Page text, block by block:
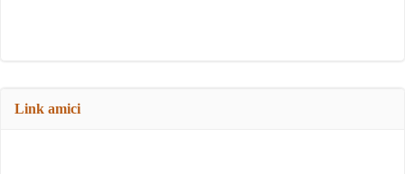
Link amici